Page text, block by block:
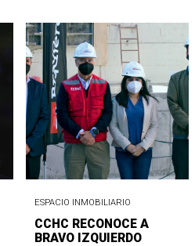
ESPACIO INMOBILIARIO
CCHC RECONOCE A
BRAVO IZQUIERDO